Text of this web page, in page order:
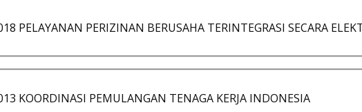
PELAYANAN PERIZINAN BERUSAHA TERINTEGRASI SECARA
KOORDINASI PEMULANGAN TENAGA KERJA INDONESIA